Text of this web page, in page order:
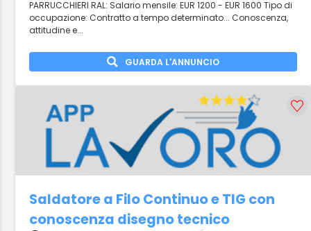
PARRUCCHIERI RAL: Salario mensile: EUR 1200 - EUR 1600 Tipo di
occupazione: Contratto a tempo determinato... Conoscenza,
attitudine e...
GUARDA L'ANNUNCIO
Saldatore a Filo Continuo e TIG con
conoscenza disegno tecnico